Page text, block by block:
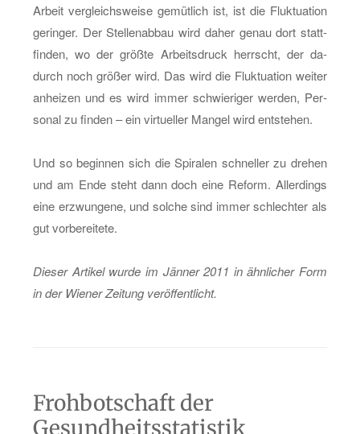
Ar­beit ver­gleichs­wei­se ge­müt­lich ist, ist die Fluk­tua­ti­on
ge­rin­ger. Der Stel­len­ab­bau wird daher genau dort statt­
fin­den, wo der größ­te Ar­beits­druck herrscht, der da­
durch noch grö­ßer wird. Das wird die Fluk­tua­ti­on wei­ter
an­hei­zen und es wird immer schwie­ri­ger wer­den, Per­
so­nal zu fin­den – ein vir­tu­el­ler Man­gel wird ent­ste­hen.
Und so be­gin­nen sich die Spi­ra­len schnel­ler zu dre­hen
und am Ende steht dann doch eine Re­form. Al­ler­dings
eine er­zwun­ge­ne, und sol­che sind immer schlech­ter als
gut vor­be­rei­te­te.
Die­ser Ar­ti­kel wurde im Jän­ner 2011 in ähn­li­cher Form
in der Wie­ner Zei­tung ver­öf­fent­licht.
Frohbotschaft der
Gesundheitsstatistik